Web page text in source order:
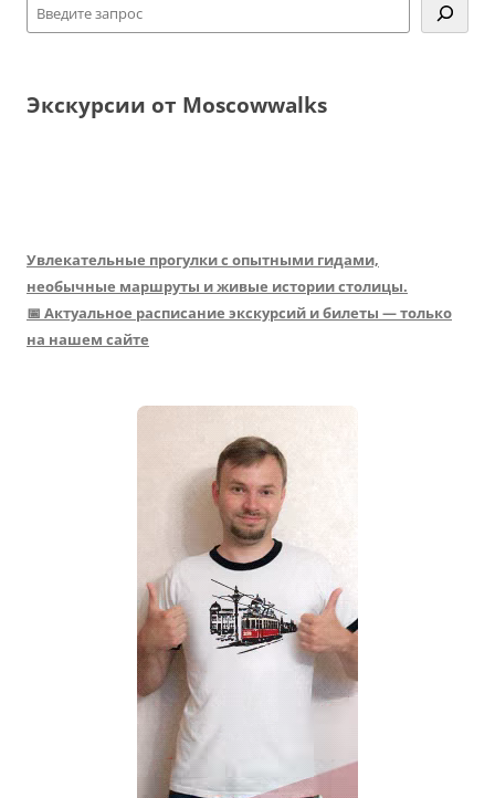
Экскурсии от Moscowwalks
Увлекательные прогулки с опытными гидами,
необычные маршруты и живые истории столицы.
📅 Актуальное расписание экскурсий и билеты — только
на нашем сайте